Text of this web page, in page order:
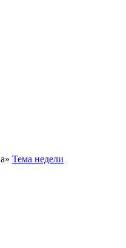
Тема недели